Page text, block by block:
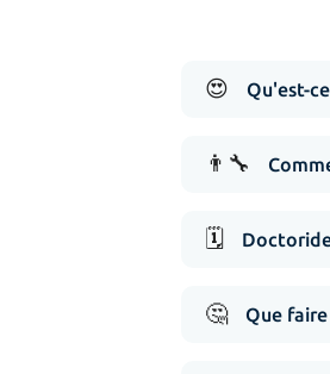
😍 Qu'est-
👨‍🔧
🗓️
🤔 Que